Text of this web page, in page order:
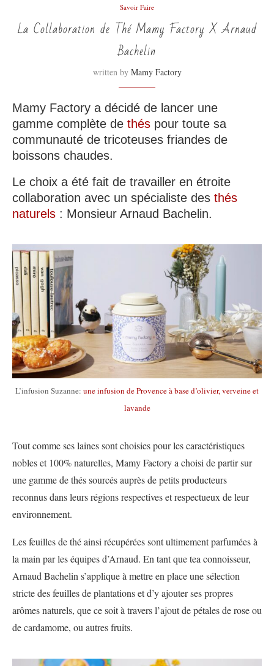
Savoir Faire
La Collaboration de Thé Mamy Factory X Arnaud
Bachelin
written by Mamy Factory
Mamy Factory a décidé de lancer une
gamme complète de thés pour toute sa
communauté de tricoteuses friandes de
boissons chaudes.
Le choix a été fait de travailler en étroite
collaboration avec un spécialiste des thés
naturels : Monsieur Arnaud Bachelin.
L’infusion Suzanne: une infusion de Provence à base d’olivier, verveine et
lavande
Tout comme ses laines sont choisies pour les caractéristiques
nobles et 100% naturelles, Mamy Factory a choisi de partir sur
une gamme de thés sourcés auprès de petits producteurs
reconnus dans leurs régions respectives et respectueux de leur
environnement.
Les feuilles de thé ainsi récupérées sont ultimement parfumées à
la main par les équipes d’Arnaud. En tant que tea connoisseur,
Arnaud Bachelin s’applique à mettre en place une sélection
stricte des feuilles de plantations et d’y ajouter ses propres
arômes naturels, que ce soit à travers l’ajout de pétales de rose ou
de cardamome, ou autres fruits.